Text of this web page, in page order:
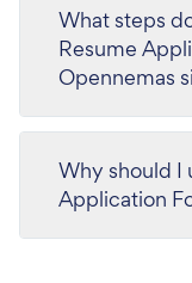
What steps
Resume
Opennemas
Why should I
Application